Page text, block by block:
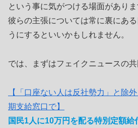
という事に気がつける場面があり
彼らの主張については常に裏にあ
うにするといいかもしれません。
では、まずはフェイクニュースの共
【「口座ない人は反社勢力」と除
期支給窓口で】
国民1人に10万円を配る特別定額